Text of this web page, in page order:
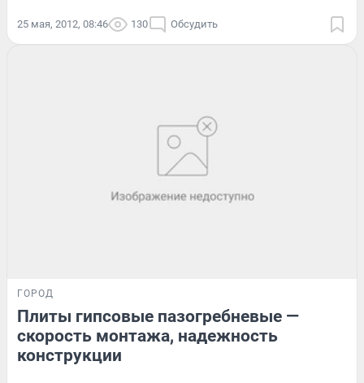
25 мая, 2012, 08:46 130 Обсудить
ГОРОД
Плиты гипсовые пазогребневые —
скорость монтажа, надежность
конструкции